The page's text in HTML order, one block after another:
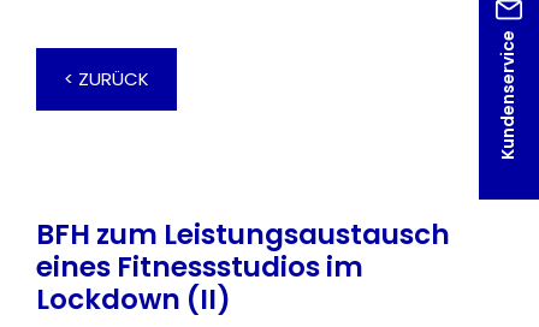
Kundenservice
< ZURÜCK
BFH zum Leistungsaustausch
eines Fitnessstudios im
Lockdown (II)